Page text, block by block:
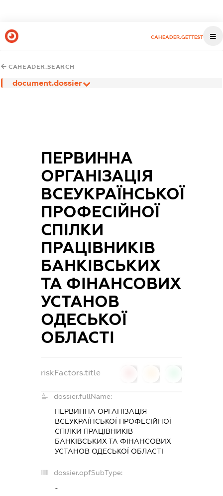
CAHEADER.GETTEST
CAHEADER.SEARCH
document.dossier
ПЕРВИННА
ОРГАНІЗАЦІЯ
ВСЕУКРАЇНСЬКОЇ
ПРОФЕСІЙНОЇ
СПІЛКИ
ПРАЦІВНИКІВ
БАНКІВСЬКИХ
ТА ФІНАНСОВИХ
УСТАНОВ
ОДЕСЬКОЇ
ОБЛАСТІ
riskFactors.title
dossier.fullName:
ПЕРВИННА ОРГАНІЗАЦІЯ
ВСЕУКРАЇНСЬКОЇ ПРОФЕСІЙНОЇ
СПІЛКИ ПРАЦІВНИКІВ
БАНКІВСЬКИХ ТА ФІНАНСОВИХ
УСТАНОВ ОДЕСЬКОЇ ОБЛАСТІ
dossier.opfSubType:
-